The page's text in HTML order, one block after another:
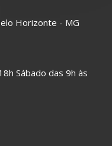
Horizonte - MG
Sábado das 9h às